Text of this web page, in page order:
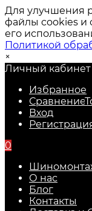
Для улучшения
файлы cookies и
его
Политикой
×
Личный кабинет
Избранное
Сравнение
Вход
0
О нас
Блог
Контакты